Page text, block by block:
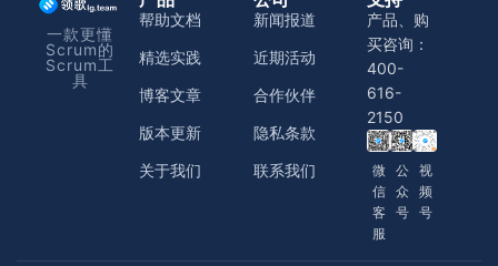
一款更懂
Scrum的
Scrum工
具
帮助文档
精选实践
博客文章
版本更新
关于我们
新闻报道
近期活动
合作伙伴
隐私条款
联系我们
产品、购
买咨询：
400-
616-
2150
微
信
客
服
公
众
号
视
频
号